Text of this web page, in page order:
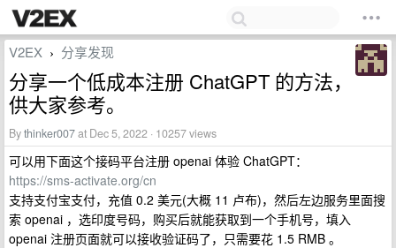
V2EX › 分享发现
分享一个低成本注册 ChatGPT 的方法，
供大家参考。
Bythinker007at Dec 5, 2022 · 10257 views
可以用下面这个接码平台注册 openai 体验 ChatGPT：
https://sms-activate.org/cn
支持支付宝支付，充值 0.2 美元(大概 11 卢布)，然后左边服务里面搜
索 openai ，选印度号码，购买后就能获取到一个手机号，填入
openai 注册页面就可以接收验证码了，只需要花 1.5 RMB 。